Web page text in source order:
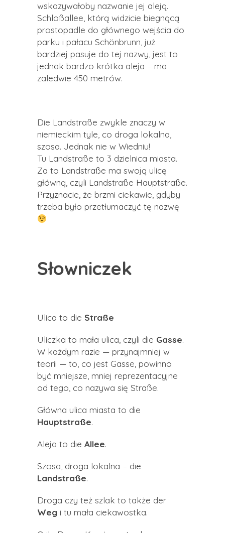
wskazywałoby nazwanie jej aleją.
Schloßallee, którą widzicie biegnącą
prostopadle do głównego wejścia do
parku i pałacu Schönbrunn, już
bardziej pasuje do tej nazwy, jest to
jednak bardzo krótka aleja – ma
zaledwie 450 metrów.
Die Landstraße zwykle znaczy w
niemieckim tyle, co droga lokalna,
szosa. Jednak nie w Wiedniu!
Tu Landstraße to 3 dzielnica miasta.
Za to Landstraße ma swoją ulicę
główną, czyli Landstraße Hauptstraße.
Przyznacie, że brzmi ciekawie, gdyby
trzeba było przetłumaczyć tę nazwę
Słowniczek
Ulica to die Straße
Uliczka to mała ulica, czyli die Gasse.
W każdym razie — przynajmniej w
teorii — to, co jest Gasse, powinno
być mniejsze, mniej reprezentacyjne
od tego, co nazywa się Straße.
Główna ulica miasta to die
Hauptstraße.
Aleja to die Allee.
Szosa, droga lokalna – die
Landstraße.
Droga czy też szlak to także der
Weg i tu mała ciekawostka.